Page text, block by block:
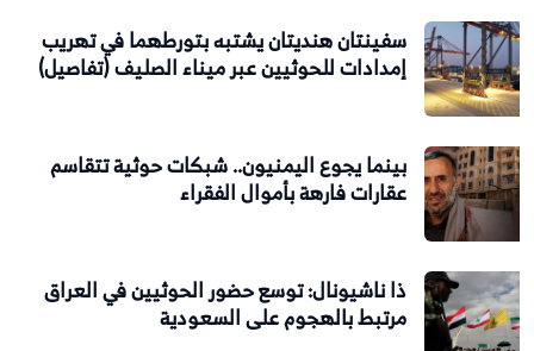
سفينتان هنديتان يشتبه بتورطهما في تهريب
إمدادات للحوثيين عبر ميناء الصليف (تفاصيل)
بينما يجوع اليمنيون.. شبكات حوثية تتقاسم
عقارات فارهة بأموال الفقراء
ذا ناشيونال: توسع حضور الحوثيين في العراق
مرتبط بالهجوم على السعودية